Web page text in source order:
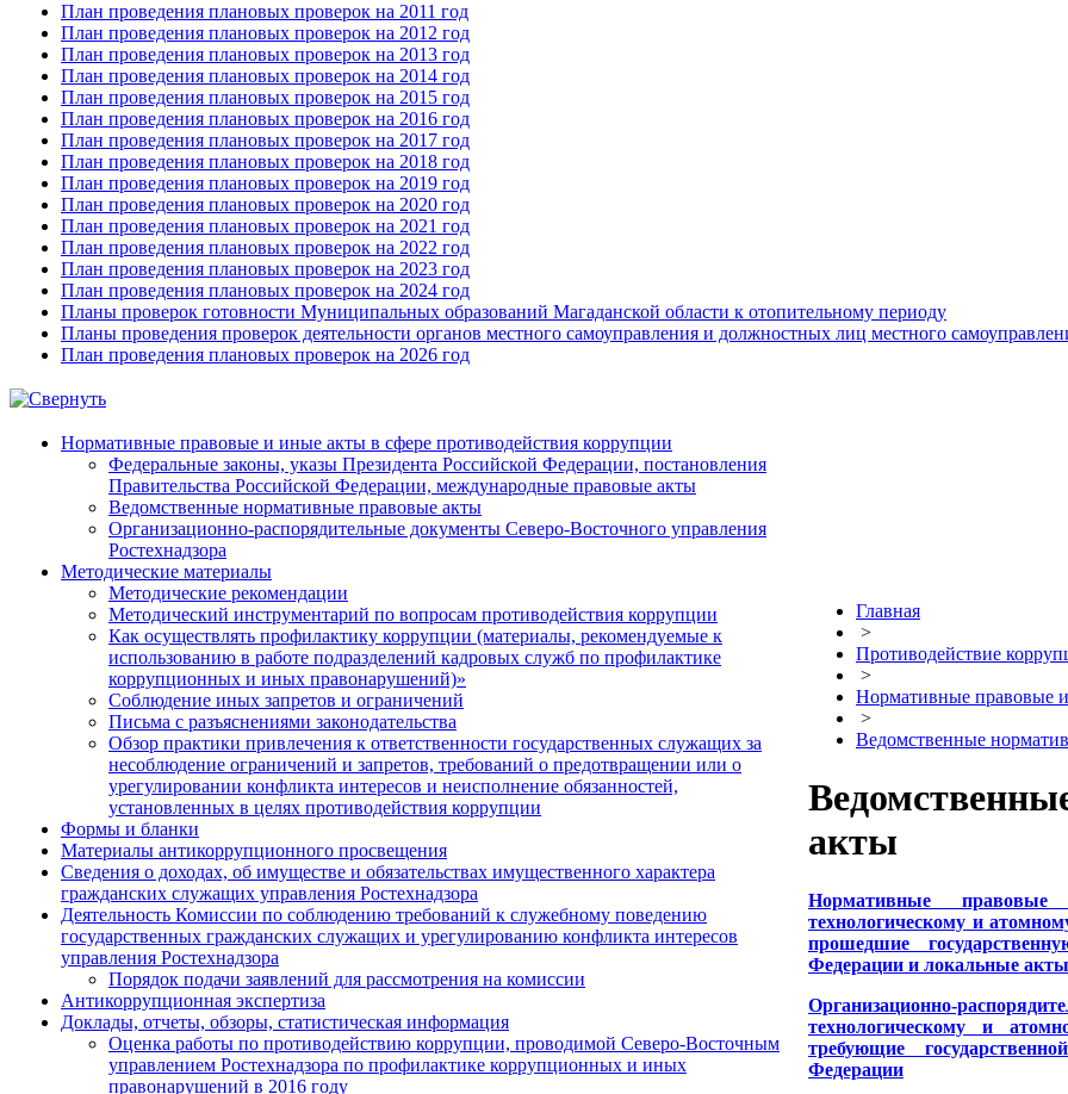
План проведения плановых проверок на 2011 год
План проведения плановых проверок на 2012 год
План проведения плановых проверок на 2013 год
План проведения плановых проверок на 2014 год
План проведения плановых проверок на 2015 год
План проведения плановых проверок на 2016 год
План проведения плановых проверок на 2017 год
План проведения плановых проверок на 2018 год
План проведения плановых проверок на 2019 год
План проведения плановых проверок на 2020 год
План проведения плановых проверок на 2021 год
План проведения плановых проверок на 2022 год
План проведения плановых проверок на 2023 год
План проведения плановых проверок на 2024 год
Планы проверок готовности Муниципальных образований Магаданской области к отопительному периоду
Планы проведения проверок деятельности органов местного самоуправления и должностных лиц местного
План проведения плановых проверок на 2026 год
Нормативные правовые и иные акты в сфере противодействия коррупции
Федеральные законы, указы Президента Российской Федерации, постановления
Правительства Российской Федерации, международные правовые акты
Ведомственные нормативные правовые акты
Организационно-распорядительные документы Северо-Восточного управления
Ростехнадзора
Методические материалы
Методические рекомендации
Методический инструментарий по вопросам противодействия коррупции
Как осуществлять профилактику коррупции (материалы, рекомендуемые к
использованию в работе подразделений кадровых служб по профилактике
коррупционных и иных правонарушений)»
Соблюдение иных запретов и ограничений
Письма с разъяснениями законодательства
Обзор практики привлечения к ответственности государственных служащих за
несоблюдение ограничений и запретов, требований о предотвращении или о
урегулировании конфликта интересов и неисполнение обязанностей,
установленных в целях противодействия коррупции
Формы и бланки
Материалы антикоррупционного просвещения
Сведения о доходах, об имуществе и обязательствах имущественного характера
гражданских служащих управления Ростехнадзора
Деятельность Комиссии по соблюдению требований к служебному поведению
государственных гражданских служащих и урегулированию конфликта интересов
управления Ростехнадзора
Порядок подачи заявлений для рассмотрения на комиссии
Антикоррупционная экспертиза
Доклады, отчеты, обзоры, статистическая информация
Оценка работы по противодействию коррупции, проводимой Северо-Восточным
управлением Ростехнадзора по профилактике коррупционных и иных
правонарушений в 2016 году
Главная
>
Противодействие
>
Нормативные правовые
>
Ведомственные
акты
Нормативные
технологическому и
прошедшие
Федерации и локальные акты
Организационно-
технологическому и
требующие
Федерации